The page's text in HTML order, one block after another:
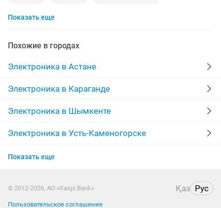
видеокарты
материнская плата процессор
стиральная машина apple watch
беспроводные наушники
обмен ddr2 xiaomi gtx macbook
компьютер
Показать еще
Похожие в городах
Электроника в Астане
Электроника в Караганде
Электроника в Шымкенте
Электроника в Усть-Каменогорске
Электроника в Актобе
Электроника в Костанае
Показать еще
© 2012-2026, АО «Kaspi Bank» Қаз Рус
Пользовательское соглашение